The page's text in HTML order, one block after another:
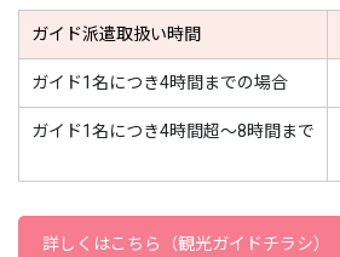
ガイド派遣取扱い時間
ガイド1名につき4時間までの場合
ガイド1名につき4時間超～8時間まで
詳しくはこちら（観光ガイドチラシ）